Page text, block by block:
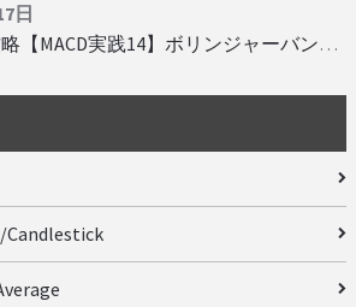
日
勝てるBO攻略【MACD実践14】ボリンジャーバンドとともに相場を読む